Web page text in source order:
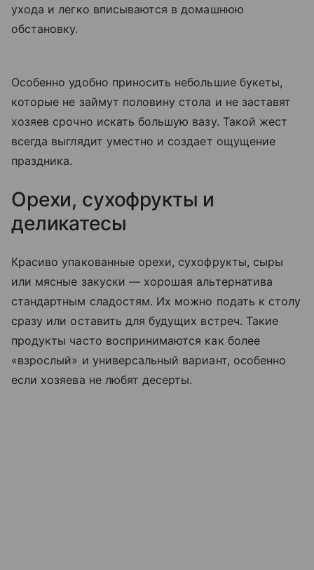
ухода и легко вписываются в домашнюю
обстановку.
Особенно удобно приносить небольшие букеты,
которые не займут половину стола и не заставят
хозяев срочно искать большую вазу. Такой жест
всегда выглядит уместно и создает ощущение
праздника.
Орехи, сухофрукты и
деликатесы
Красиво упакованные орехи, сухофрукты, сыры
или мясные закуски — хорошая альтернатива
стандартным сладостям. Их можно подать к столу
сразу или оставить для будущих встреч. Такие
продукты часто воспринимаются как более
«взрослый» и универсальный вариант, особенно
если хозяева не любят десерты.